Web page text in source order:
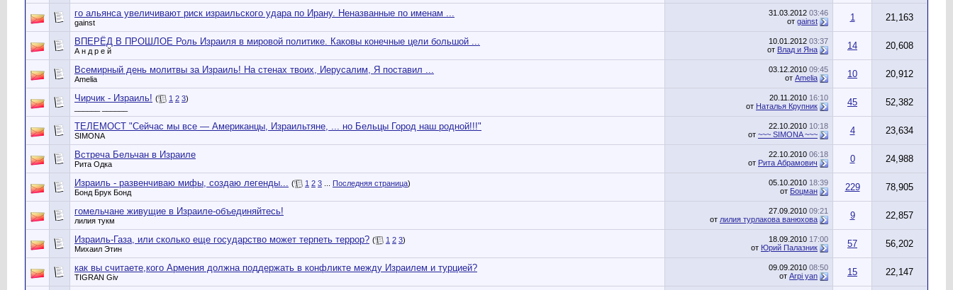
го альянса увеличивают риск израильского удара по Ирану. Неназванные по именам ...
gainst
31.03.2012 03:46
от gainst 1 21,163
ВПЕРЁД В ПРОШЛОЕ Роль Израиля в мировой политике. Каковы конечные цели большой ...
А н д р е й
10.01.2012 03:37
от Влад и Яна 14 20,608
Всемирный день молитвы за Израиль! На стенах твоих, Иерусалим, Я поставил ...
Amelia
03.12.2010 09:45
от Amelia 10 20,912
Чирчик - Израиль! ( 1 2 3)
20.11.2010 16:10
от Наталья Крупник 45 52,382
ТЕЛЕМОСТ "Сейчас мы все — Американцы, Израильтяне, ... но Бельцы Город наш родной!!!"
SIMONA
22.10.2010 10:18
от ~~~ SIMONA ~~~ 4 23,634
Встреча Бельчан в Израиле
Рита Одка
22.10.2010 06:18
от Рита Абрамович 0 24,988
Израиль - развенчиваю мифы, создаю легенды... ( 1 2 3 Последняя страница)
Бонд Брук Бонд
05.10.2010 18:39
от Боцман 229 78,905
гомельчане живущие в Израиле-объединяйтесь!
лилия тукм
27.09.2010 09:21
от лилия турлакова ванюхова 9 22,857
Израиль-Газа, или сколько еще государство может терпеть террор? ( 1 2 3)
Михаил Этин
18.09.2010 17:00
от Юрий Палазник 57 56,202
как вы считаете,кого Армения должна поддержать в конфликте между Израилем и турцией?
TIGRAN Giv
09.09.2010 08:50
от Arpi yan 15 22,147